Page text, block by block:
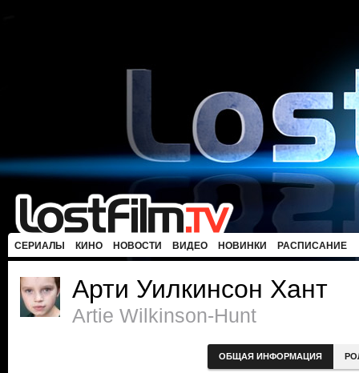
СЕРИАЛЫ КИНО НОВОСТИ ВИДЕО НОВИНКИ РАСПИСАНИЕ
Арти Уилкинсон Хант
Artie Wilkinson-Hunt
ОБЩАЯ ИНФОРМАЦИЯ